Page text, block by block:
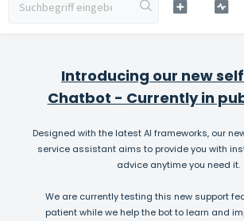
Introducing our new
Chatbot - Currently in
Designed with the latest AI frameworks, our
service assistant aims to provide you with
advice anytime you need it.
We are currently testing this new support
patient while we help the bot to learn and